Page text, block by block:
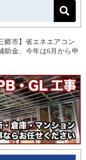
郷市】省エネエアコン
助金、今年は6月から申